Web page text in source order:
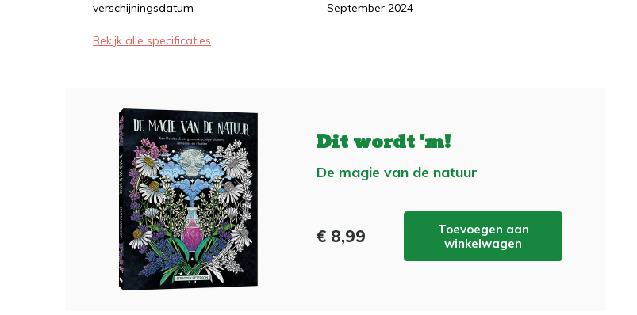
verschijningsdatum September 2024
Bekijk alle specificaties
Dit wordt 'm!
De magie van de natuur
€ 8,99
Toevoegen aan
winkelwagen